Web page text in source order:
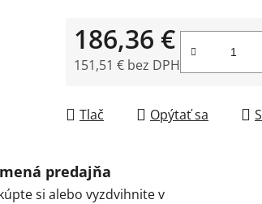
186,36 €
151,51 € bez DPH
Tlač Opýtať sa
predajňa
si alebo vyzdvihnite v